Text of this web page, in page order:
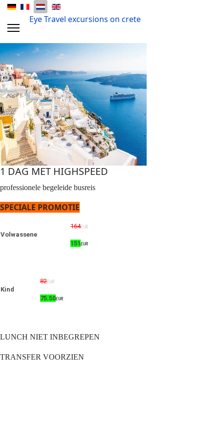
Eye Travel excursions on crete
1 DAG MET HIGHSPEED
professionele begeleide busreis
SPECIALE PROMOTIE
Volwassene
164EUR
151 EUR
Kind
82EUR
75.50EUR
LUNCH NIET INBEGREPEN
TRANSFER VOORZIEN